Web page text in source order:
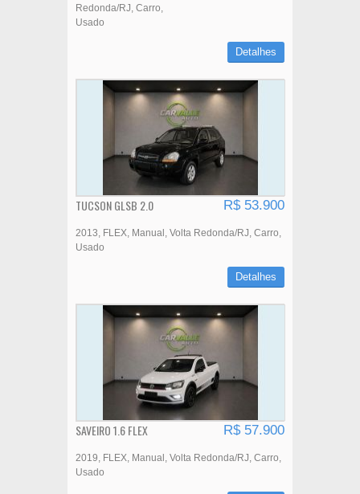
Redonda/RJ Carro
Usado
Detalhes
TUCSON GLSB 2.0 R$ 53.900
2013 FLEX Manual Volta Redonda/RJ Carro
Usado
Detalhes
SAVEIRO 1.6 FLEX R$ 57.900
2019 FLEX Manual Volta Redonda/RJ Carro
Usado